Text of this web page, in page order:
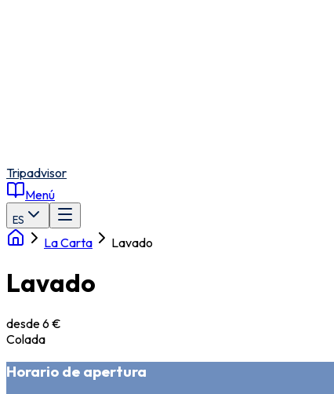
Tripadvisor
Menú
ES
La Carta Lavado
Lavado
desde 6 €
Colada
Horario de apertura